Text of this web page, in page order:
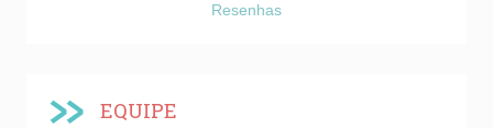
Resenhas
EQUIPE